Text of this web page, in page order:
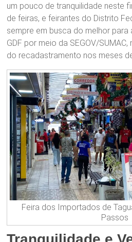
um pouco de tranquilidade neste
de feiras, e feirantes do Distrito
sempre em busca do melhor
GDF por meio da SEGOV/
do recadastramento nos meses
Feira dos Importados de
Passos